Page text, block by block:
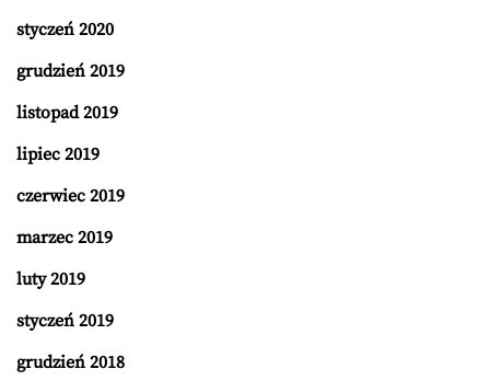
styczeń 2020
grudzień 2019
listopad 2019
lipiec 2019
czerwiec 2019
marzec 2019
luty 2019
styczeń 2019
grudzień 2018